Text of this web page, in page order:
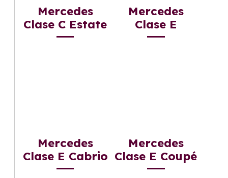
Mercedes
Clase C Estate
Mercedes
Clase E
Mercedes
Clase E Cabrio
Mercedes
Clase E Coupé